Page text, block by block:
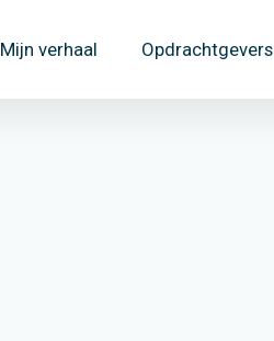
Mijn verhaal Opdrachtgevers